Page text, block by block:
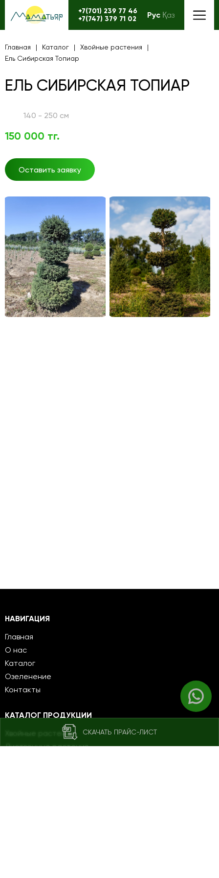
+7(701) 239 77 46
+7(747) 379 71 02
Рус Қаз
Главная Каталог
Хвойные растения
Ель Сибирская Топиар
ЕЛЬ СИБИРСКАЯ ТОПИАР
140 - 250 см
150 000 тг.
Оставить заявку
НАВИГАЦИЯ
Главная
О нас
Каталог
Озеленение
Контакты
КАТАЛОГ ПРОДУКЦИИ
Хвойные растения
Лиственные растения
СКАЧАТЬ ПРАЙС-ЛИСТ